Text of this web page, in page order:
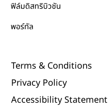
Terms & Conditions
Privacy Policy
Accessibility Statement
ฟิล์มดิสทริบิวชัน
พอร์ทัล